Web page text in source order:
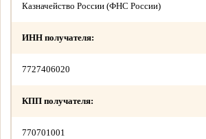
Казначейство России (ФНС России)
ИНН получателя:
7727406020
КПП получателя:
770701001